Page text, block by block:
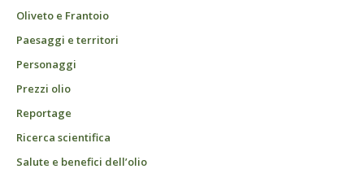
Oliveto e Frantoio
Paesaggi e territori
Personaggi
Prezzi olio
Reportage
Ricerca scientifica
Salute e benefici dell’olio